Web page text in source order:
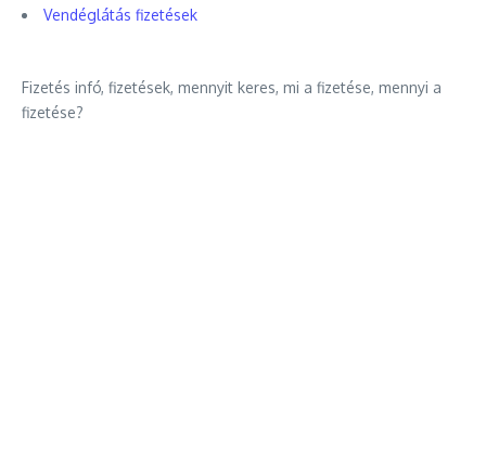
Vendéglátás fizetések
Fizetés infó, fizetések, mennyit keres, mi a fizetése, mennyi a
fizetése?